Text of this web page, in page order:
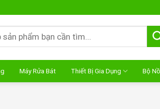
Máy Rửa Bát Thiết Bị Gia Dụng Bộ